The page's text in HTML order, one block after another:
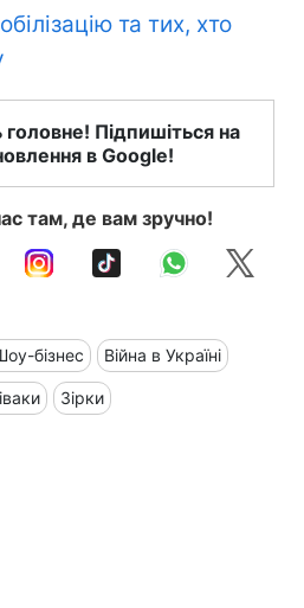
та тих, хто
головне! Підпишіться на
в Google!
там, де вам зручно!
бізнес Війна в Україні
Зірки